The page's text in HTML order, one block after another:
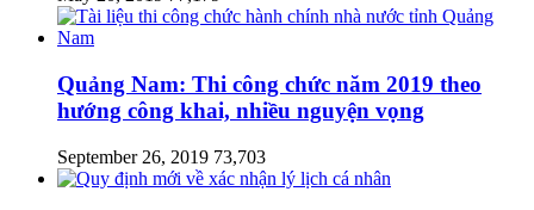
Quảng Nam: Thi công chức năm 2019 theo
hướng công khai, nhiều nguyện vọng
September 26, 2019 73,703